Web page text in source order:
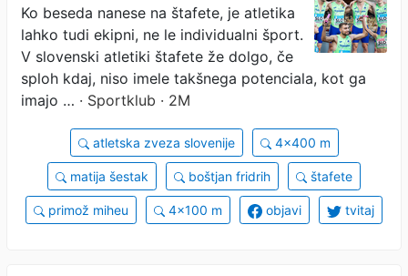
Ko beseda nanese na štafete, je atletika
lahko tudi ekipni, ne le individualni šport.
V slovenski atletiki štafete že dolgo, če
sploh kdaj, niso imele takšnega potenciala, kot ga
imajo … · Sportklub · 2M
atletska zveza slovenije 4x400 m
matija šestak boštjan fridrih štafete
primož miheu 4x100 m objavi tvitaj